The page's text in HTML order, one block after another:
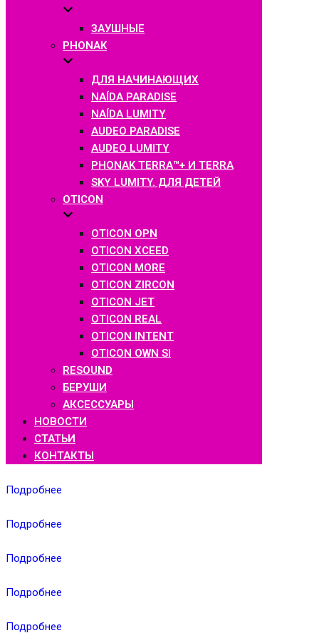
ЗАУШНЫЕ
PHONAK
ДЛЯ НАЧИНАЮЩИХ
NAÍDA PARADISE
NAÍDA LUMITY
AUDEO PARADISE
AUDEO LUMITY
PHONAK TERRA™+ И TERRA
SKY LUMITY. ДЛЯ ДЕТЕЙ
OTICON
OTICON OPN
OTICON XCEED
OTICON MORE
OTICON ZIRCON
OTICON JET
OTICON REAL
OTICON INTENT
OTICON OWN SI
RESOUND
БЕРУШИ
АКСЕССУАРЫ
НОВОСТИ
СТАТЬИ
КОНТАКТЫ
Подробнее
Подробнее
Подробнее
Подробнее
Подробнее